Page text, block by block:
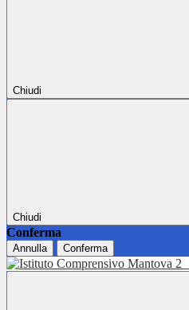
Chiudi
Chiudi
Conferma
Annulla Conferma